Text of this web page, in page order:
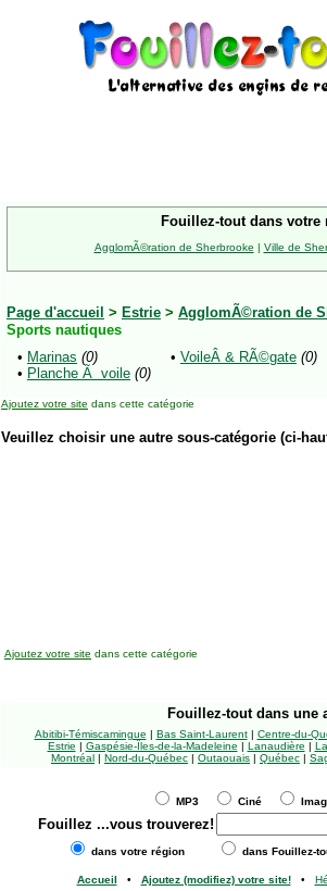
Fouillez-tout dans votre
AgglomÃ©ration de Sherbrooke | Ville de
Page d'accueil > Estrie > AgglomÃ©ration de
Sports nautiques
• Marinas (0)
• Planche Ã voile (0)
• VoileÂ & RÃ©gate (0)
Ajoutez votre site dans cette catégorie
Veuillez choisir une autre sous-catégorie (ci-
Ajoutez votre site dans cette catégorie
Fouillez-tout dans une
Abitibi-Témiscamingue | Bas Saint-Laurent| Centre-du-
Estrie | Gaspésie-Îles-de-la-Madeleine | Lanaudière |
Montréal | Nord-du-Québec | Outaouais | Québec |
MP3 Ciné
Fouillez ...vous trouverez!
dans votre région dans Fouillez-
Accueil • Ajoutez (modifiez) votre site!•